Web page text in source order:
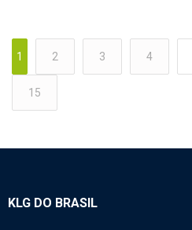
1 2 3 4
15
KLG DO BRASIL